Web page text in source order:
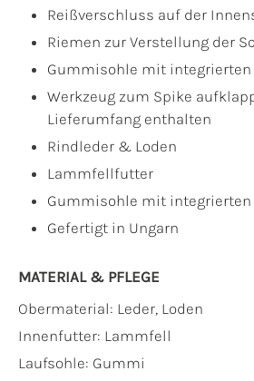
Reißverschluss auf der
Riemen zur Verstellung der
Gummisohle mit integrierten
Werkzeug zum Spike
Lieferumfang enthalten
Rindleder & Loden
Lammfellfutter
Gummisohle mit integrierten
Gefertigt in Ungarn
MATERIAL & PFLEGE
Obermaterial: Leder, Loden
Innenfutter: Lammfell
Laufsohle: Gummi